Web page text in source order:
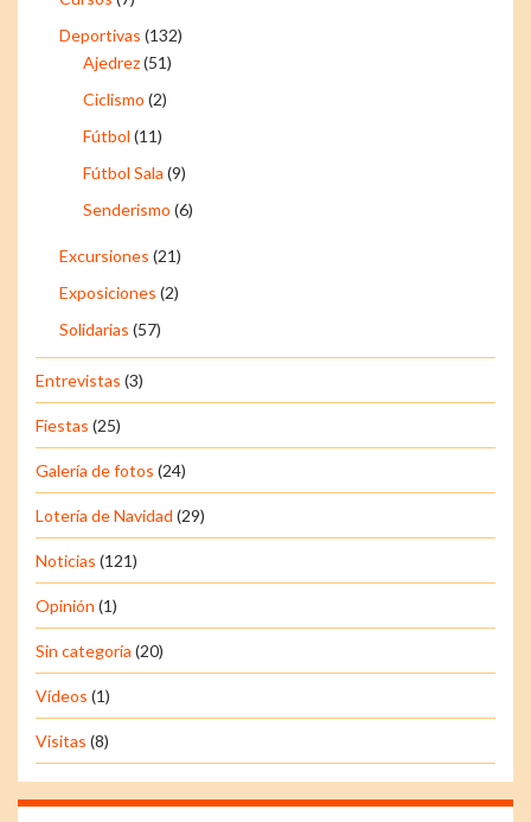
Deportivas (132)
Ajedrez(51)
Ciclismo (2)
Fútbol (11)
Fútbol Sala (9)
Senderismo (6)
Excursiones (21)
Exposiciones (2)
Solidarias (57)
Entrevistas (3)
Fiestas (25)
Galería de fotos (24)
Lotería de Navidad (29)
Noticias (121)
Opinión (1)
Sin categoría (20)
Vídeos (1)
Visitas (8)